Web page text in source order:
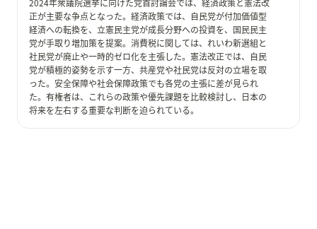
2024年衆議院選挙に向けた党首討論会では、経済政策と憲法改
正が主要な争点となった。経済政策では、自民党が付加価値型
経済への転換を、立憲民主党が成長分野への投資を、国民民主
党が手取り増加策を提案。消費税に関しては、れいわ新選組と
社民党が廃止や一時的ゼロ化を主張した。憲法改正では、自民
党が積極的姿勢を示す一方、共産党や社民党は反対の立場を取
った。安全保障や社会保障政策でも各党の主張に差が見られ
た。有権者は、これらの政策や優先課題を比較検討し、日本の
将来を左右する重要な判断を迫られている。